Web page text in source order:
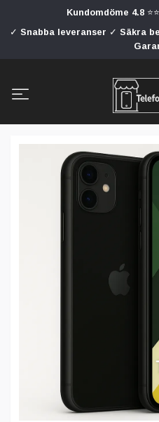
Kundomdöme 4.8
✓ Snabba leveranser ✓ Säkra